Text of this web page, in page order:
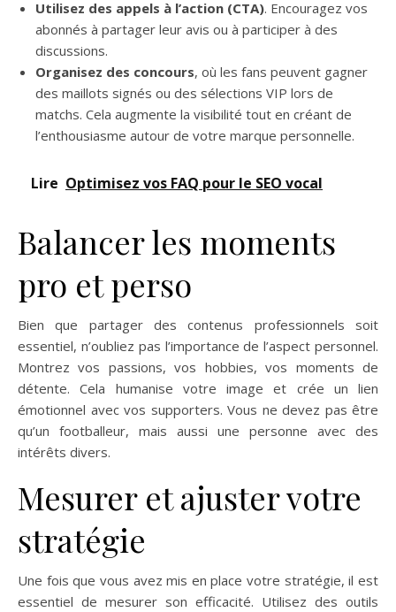
Utilisez des appels à l’action (CTA). Encouragez vos
abonnés à partager leur avis ou à participer à des
discussions.
Organisez des concours, où les fans peuvent gagner
des maillots signés ou des sélections VIP lors de
matchs. Cela augmente la visibilité tout en créant de
l’enthousiasme autour de votre marque personnelle.
Lire Optimisez vos FAQ pour le SEO vocal
Balancer les moments
pro et perso
Bien que partager des contenus professionnels soit
essentiel, n’oubliez pas l’importance de l’aspect personnel.
Montrez vos passions, vos hobbies, vos moments de
détente. Cela humanise votre image et crée un lien
émotionnel avec vos supporters. Vous ne devez pas être
qu’un footballeur, mais aussi une personne avec des
intérêts divers.
Mesurer et ajuster votre
stratégie
Une fois que vous avez mis en place votre stratégie, il est
essentiel de mesurer son efficacité. Utilisez des outils